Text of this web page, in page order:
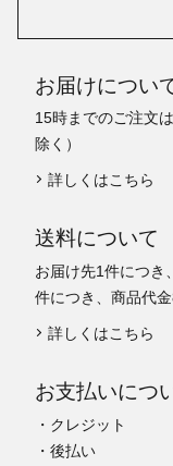
お届けについ
15時までのご注文
除く）
詳しくはこちら
送料について
お届け先1件につき
件につき、商品代
詳しくはこちら
お支払いにつ
・クレジット
・後払い